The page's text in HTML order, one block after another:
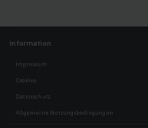
Information
Impressum
Cookies
Datenschutz
Allgemeine Nutzungsbedingungen